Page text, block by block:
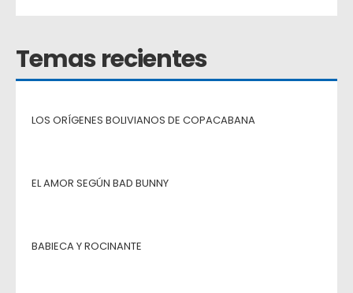
Temas recientes
LOS ORÍGENES BOLIVIANOS DE COPACABANA
EL AMOR SEGÚN BAD BUNNY
BABIECA Y ROCINANTE